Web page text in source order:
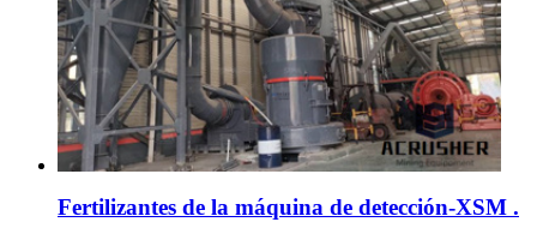
Fertilizantes de la máquina de detección-XSM .